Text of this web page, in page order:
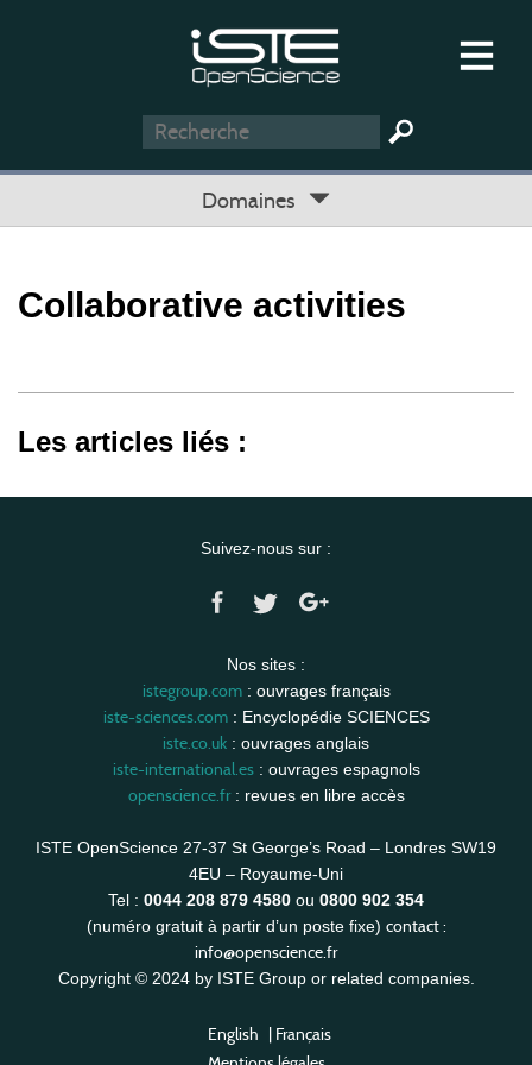
Domaines
Collaborative activities
Les articles liés :
Suivez-nous sur :
Nos sites :
istegroup.com: ouvrages français
iste-sciences.com: Encyclopédie SCIENCES
iste.co.uk : ouvrages anglais
iste-international.es: ouvrages espagnols
openscience.fr: revues en libre accès
ISTE OpenScience 27-37 St George’s Road – Londres SW19
4EU – Royaume-Uni
Tel : 0044 208 879 4580 ou 0800 902 354
(numéro gratuit à partir d’un poste fixe) contact :
info@openscience.fr
Copyright © 2024 by ISTE Group or related companies.
English | Français